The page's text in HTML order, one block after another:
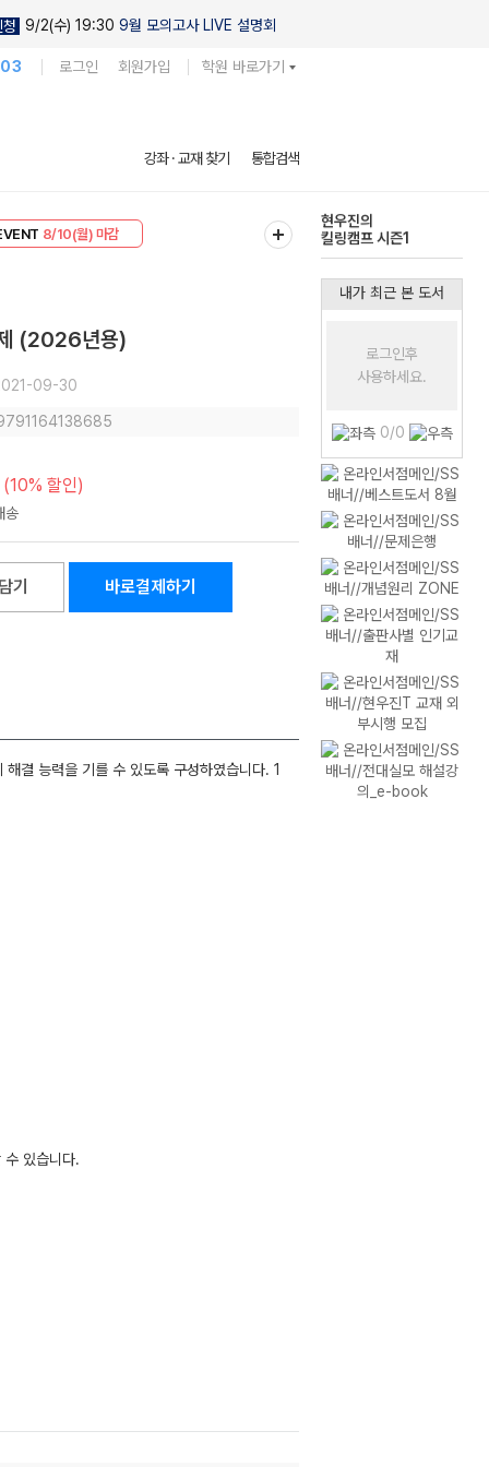
청 9/2(수) 19:30 9월 모의고사 LIVE 설명회
로그인 회원가입 학원 바로가기
강좌 · 교재 찾기 통합검색
8/10(월) 마감
현우진의
킬링캠프 시즌1
(2026년용)
09-30
(10% 할인)
기 바로결제하기
결 능력을 기를 수 있도록 구성하였습니다. 1
수 있습니다.
내가 최근 본 도서
로그인후
사용하세요.
0/0